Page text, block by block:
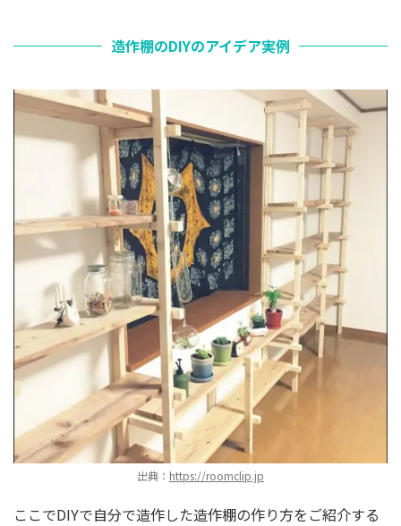
造作棚のDIYのアイデア実例
出典： https://roomclip.jp
ここでDIYで自分で造作した造作棚の作り方をご紹介する